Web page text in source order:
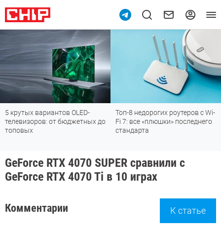
5 крутых вариантов OLED-
телевизоров: от бюджетных до
топовых
Топ-8 недорогих роутеров с Wi-
Fi 7: все «плюшки» последнего
стандарта
GeForce RTX 4070 SUPER сравнили с
GeForce RTX 4070 Ti в 10 играх
Комментарии К статье